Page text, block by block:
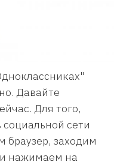
Давайте
Для того,
социальной сети
браузер, заходим
и нажимаем на